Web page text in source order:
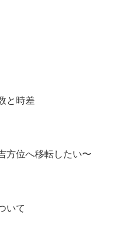
と時差
方位へ移転したい〜
いて